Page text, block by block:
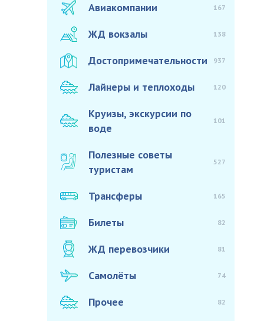
Авиакомпании 167
ЖД вокзалы 138
Достопримечательности 937
Лайнеры и теплоходы 120
Круизы, экскурсии по
воде
101
Полезные советы
туристам
527
Трансферы 165
Билеты 82
ЖД перевозчики 81
Самолёты 74
Прочее 82